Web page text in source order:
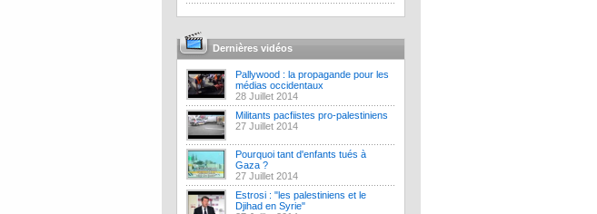
Dernières vidéos
Pallywood : la propagande pour les
médias occidentaux
28 Juillet 2014
Militants pacfiistes pro-palestiniens
27 Juillet 2014
Pourquoi tant d'enfants tués à
Gaza ?
27 Juillet 2014
Estrosi : "les palestiniens et le
Djihad en Syrie"